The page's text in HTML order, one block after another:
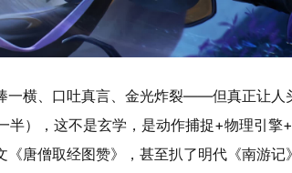
一横、口吐真言、金光炸裂——但真正让人
半），这不是玄学，是动作捕捉+物理引擎
《唐僧取经图赞》，甚至扒了明代《南游